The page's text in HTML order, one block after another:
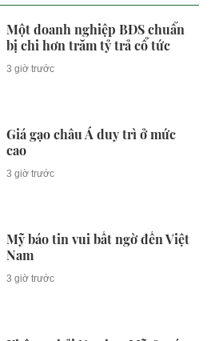
Một doanh nghiệp BĐS chuẩn
bị chi hơn trăm tỷ trả cổ tức
3 giờ trước
Giá gạo châu Á duy trì ở mức
cao
3 giờ trước
Mỹ báo tin vui bất ngờ đến Việt
Nam
3 giờ trước